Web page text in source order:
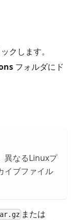
クします。
フォルダにド
異なるLinuxプ
イブファイル
または